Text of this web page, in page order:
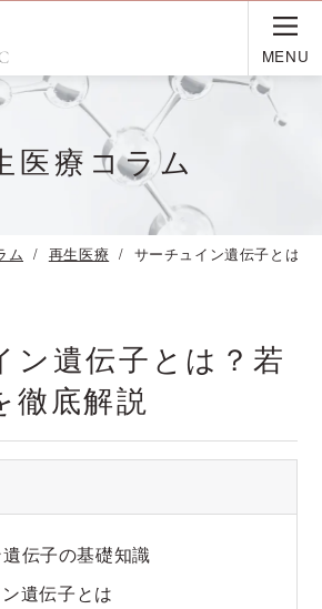
MENU
医療コラム
ム 再生医療 サーチュイン遺伝子とは？
ン遺伝子とは？若
徹底解説
伝子の基礎知識
遺伝子とは